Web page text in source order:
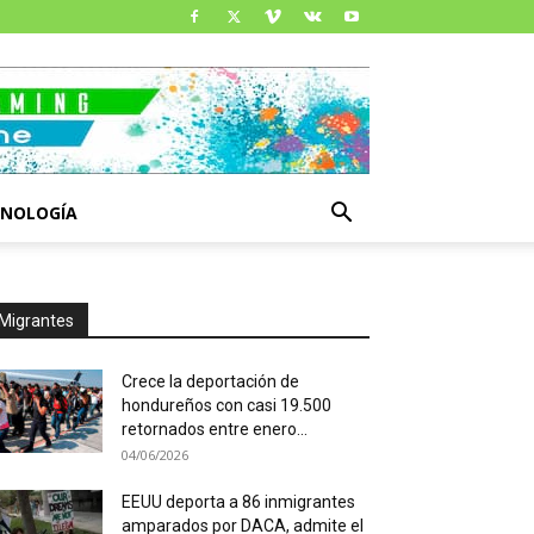
Crece la deportación de
hondureños con casi 19.500
retornados entre enero...
04/06/2026
EEUU deporta a 86 inmigrantes
amparados por DACA, admite el